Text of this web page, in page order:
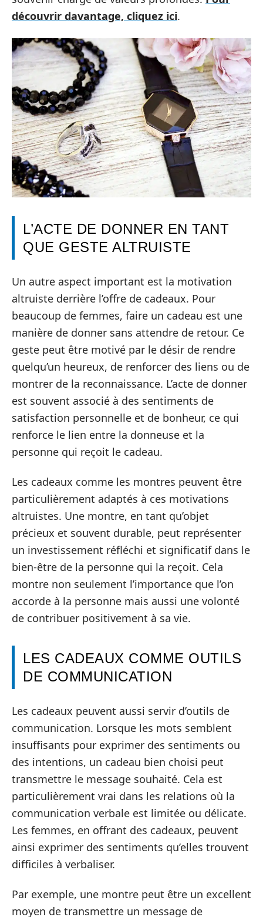
découvrir davantage, cliquez ici.
L’ACTE DE DONNER EN TANT
QUE GESTE ALTRUISTE
Un autre aspect important est la motivation
altruiste derrière l’offre de cadeaux. Pour
beaucoup de femmes, faire un cadeau est une
manière de donner sans attendre de retour. Ce
geste peut être motivé par le désir de rendre
quelqu’un heureux, de renforcer des liens ou de
montrer de la reconnaissance. L’acte de donner
est souvent associé à des sentiments de
satisfaction personnelle et de bonheur, ce qui
renforce le lien entre la donneuse et la
personne qui reçoit le cadeau.
Les cadeaux comme les montres peuvent être
particulièrement adaptés à ces motivations
altruistes. Une montre, en tant qu’objet
précieux et souvent durable, peut représenter
un investissement réfléchi et significatif dans le
bien-être de la personne qui la reçoit. Cela
montre non seulement l’importance que l’on
accorde à la personne mais aussi une volonté
de contribuer positivement à sa vie.
LES CADEAUX COMME OUTILS
DE COMMUNICATION
Les cadeaux peuvent aussi servir d’outils de
communication. Lorsque les mots semblent
insuffisants pour exprimer des sentiments ou
des intentions, un cadeau bien choisi peut
transmettre le message souhaité. Cela est
particulièrement vrai dans les relations où la
communication verbale est limitée ou délicate.
Les femmes, en offrant des cadeaux, peuvent
ainsi exprimer des sentiments qu’elles trouvent
difficiles à verbaliser.
Par exemple, une montre peut être un excellent
moyen de transmettre un message de